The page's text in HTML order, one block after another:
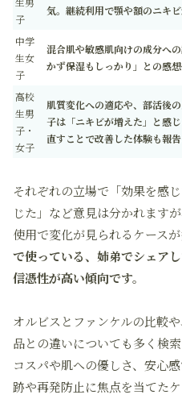
子
気。継続利用で顎や額のニキ
中学
生女
子
混合肌や敏感肌向けの成分へ
かず保湿もしっかり」との感
高校
生男
子・
女子
肌質変化への適応や、部活後
子は「ニキビが増えた」と感
直すことで改善した体験も報告
それぞれの立場で「効果を感
じた」など意見は分かれます
使用で変化が見られるケースが
で使っている、姉弟でシェア
信憑性が高い傾向です。
オルビスとファンケルの比較
品との違いについても多く検
コスパや肌への優しさ、安心
跡や再発防止に焦点を当てた